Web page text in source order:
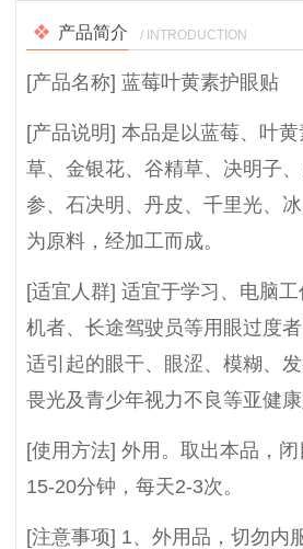
产品简介 / INTRODUCTION
[产品名称] 蓝莓叶黄素护眼贴
[产品说明] 本品是以蓝莓、叶
草、金银花、谷精草、决明子
参、石决明、丹皮、千里光、
为原料，经加工而成。
[适宜人群] 适宜于学习、电脑
机者、长途驾驶员等用眼过度
适引起的眼干、眼涩、模糊、发
畏光及青少年视力不良等亚健康
[使用方法] 外用。取出本品，
15-20分钟，每天2-3次。
[注意事项] 1、外用品，切勿内